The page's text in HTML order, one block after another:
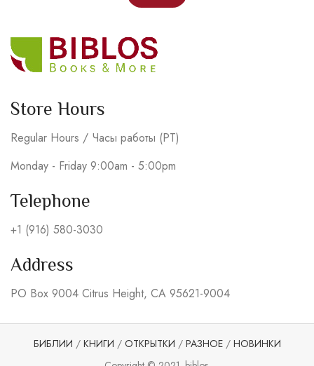
Store Hours
Regular Hours / Часы работы (PT)
Monday - Friday 9:00am - 5:00pm
Telephone
+1 (916) 580-3030
Address
PO Box 9004 Citrus Height, CA 95621-9004
БИБЛИИ / КНИГИ / ОТКРЫТКИ / РАЗНОЕ/ НОВИНКИ